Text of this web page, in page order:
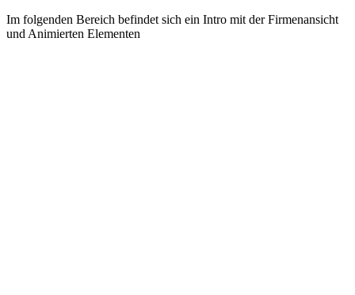
Im folgenden Bereich befindet sich ein Intro mit der Firmenansicht
und Animierten Elementen